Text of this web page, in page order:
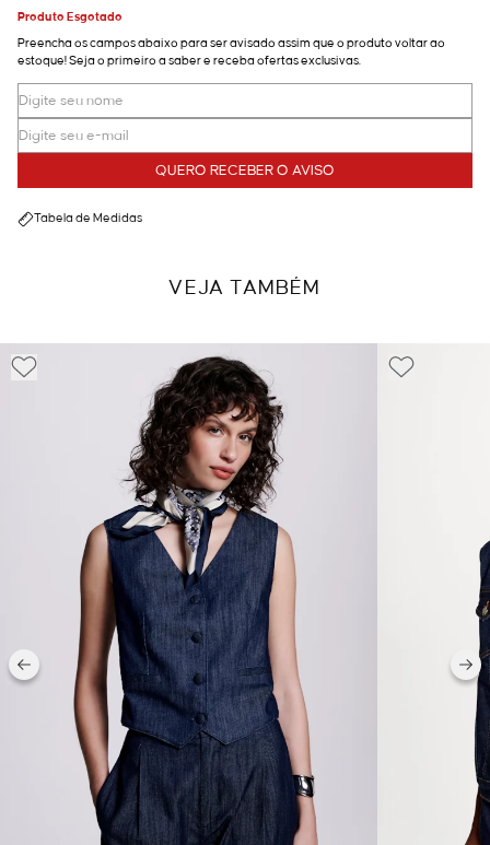
Produto Esgotado
Preencha os campos abaixo para ser avisado assim que o produto voltar ao
estoque! Seja o primeiro a saber e receba ofertas exclusivas.
QUERO RECEBER O AVISO
Tabela de Medidas
VEJA TAMBÉM